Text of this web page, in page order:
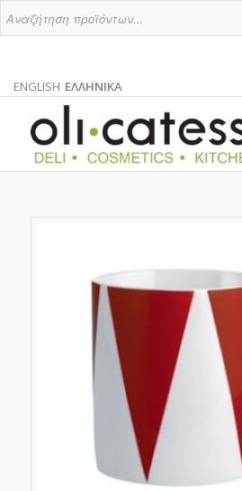
ENGLISH
ΑΓΓΛΙΚΑ
ΕΛΛΗΝΙΚΑ
ΕΛΛΗΝΙΚΑ
EL